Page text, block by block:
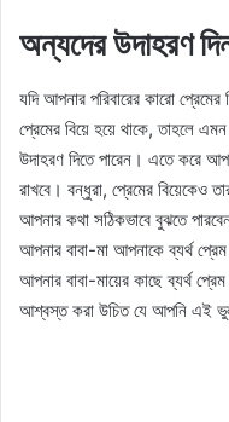
অন্যদের উদাহরণ
যদি আপনার পরিবারের কারো
প্রেমের বিয়ে হয়ে থাকে, তাহলে
উদাহরণ দিতে পারেন। এতে করে
রাখবে। বন্ধুরা, প্রেমের বিয়েকেও
আপনার কথা সঠিকভাবে বুঝতে
আপনার বাবা-মা আপনাকে ব্যর্থ
আপনার বাবা-মায়ের কাছে ব্যর্থ
আশ্বস্ত করা উচিত যে আপনি এই